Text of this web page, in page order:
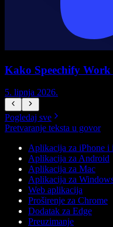
Kako Speechify
5. lipnja 2026.
Pogledaj sve
Pretvaranje teksta u govor
Aplikacija za iPhone i
Aplikacija za Android
Aplikacija za Mac
Aplikacija za
Web aplikacija
Proširenje za Chrome
Dodatak za Edge
Preuzimanje